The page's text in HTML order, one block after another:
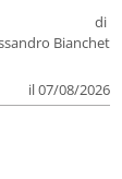
di
Bianchet
il 07/08/2026